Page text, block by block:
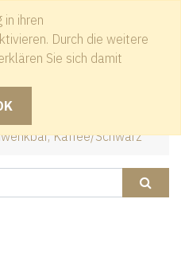
in ihren
Durch die weitere
Sie sich damit
Kaffee/Schwarz